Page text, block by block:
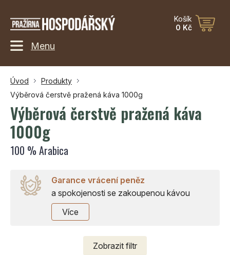
Košík
0 Kč
Menu
Úvod
Produkty
Výběrová čerstvě pražená káva 1000g
Výběrová čerstvě pražená káva
1000g
100 % Arabica
Garance vrácení peněz
a spokojenosti se zakoupenou kávou
Více
Zobrazit filtr